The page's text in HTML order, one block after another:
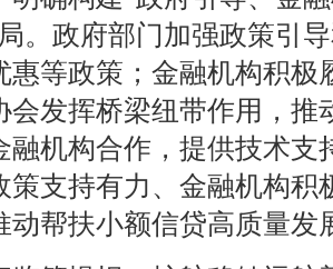
。政府部门加强政策引
惠等政策；金融机构积极
会发挥桥梁纽带作用，推
融机构合作，提供技术支
策支持有力、金融机构积
动帮扶小额信贷高质量发